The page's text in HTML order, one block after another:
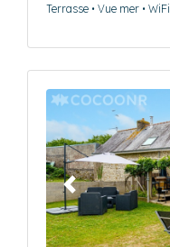
Terrasse • Vue mer • WiFi
Précédent